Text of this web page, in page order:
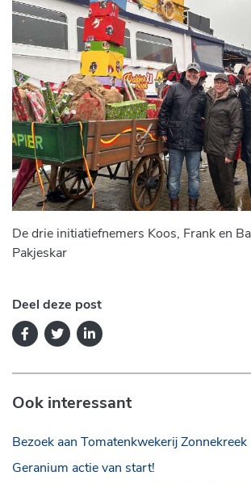
De drie initiatiefnemers Koos, Frank en
Pakjeskar
Deel deze post
Ook interessant
Bezoek aan Tomatenkwekerij Zonnekreek
Geranium actie van start!